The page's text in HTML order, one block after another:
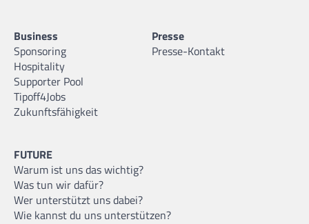
Business
Sponsoring
Hospitality
Supporter Pool
Tipoff4Jobs
Zukunftsfähigkeit
Presse
Presse-Kontakt
FUTURE
Warum ist uns das wichtig?
Was tun wir dafür?
Wer unterstützt uns dabei?
Wie kannst du uns unterstützen?